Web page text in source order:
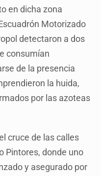
en dicha zona
Motorizado
detectaron a dos
consumían
de la presencia
la huida,
por las azoteas
cruce de las calles
Pintores, donde uno
y asegurado por